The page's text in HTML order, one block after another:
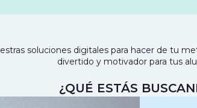
soluciones digitales para hacer de tu
divertido y motivador para tus
¿QUÉ ESTÁS